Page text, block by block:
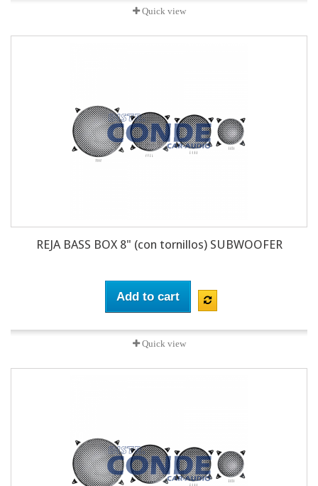
Quick view
REJA BASS BOX 8" (con tornillos) SUBWOOFER
Add to cart
Quick view